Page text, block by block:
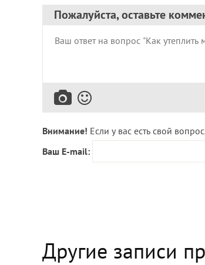
Пожалуйста, оставьте
Внимание! Если у вас есть свой
Ваш E-mail:
Другие записи